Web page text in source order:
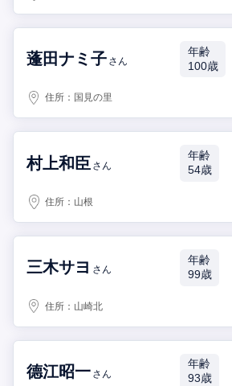
蓬田ナミ子 さん
年齢
100歳
住所： 国見の里
村上和臣 さん
年齢
54歳
住所： 山根
三木サヨ さん
年齢
99歳
住所： 山崎北
德江昭一 さん
年齢
93歳